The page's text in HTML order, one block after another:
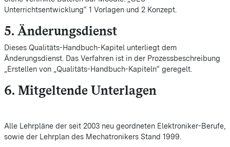
Unterrichtsentwicklung“ 1 Vorlagen und 2 Konzept.
5. Änderungsdienst
Dieses Qualitäts-Handbuch-Kapitel unterliegt dem
Änderungsdienst. Das Verfahren ist in der Prozessbeschreibung
„Erstellen von „Qualitäts-Handbuch-Kapiteln“ geregelt.
6. Mitgeltende Unterlagen
Alle Lehrpläne der seit 2003 neu geordneten Elektroniker-Berufe,
sowie der Lehrplan des Mechatronikers Stand 1999.